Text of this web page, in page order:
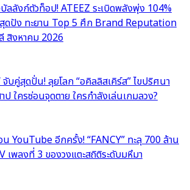
ลลังก์ตัวท็อป! ATEEZ ระเบิดพลังพุ่ง 104%
ดปัง ทะยาน Top 5 ศึก Brand Reputation
สิงหาคม 2026
จับคู่สุดปั่น! ลุยโลก “อคิลลิสเคิร์ส” ไขปริศนา
ใครซ่อนจุดตาย ใครกำลังเล่นเกมลวง?
น YouTube อีกครั้ง! “FANCY” ทะลุ 700 ล้าน
เพลงที่ 3 ของวงแตะสถิติระดับมหึมา